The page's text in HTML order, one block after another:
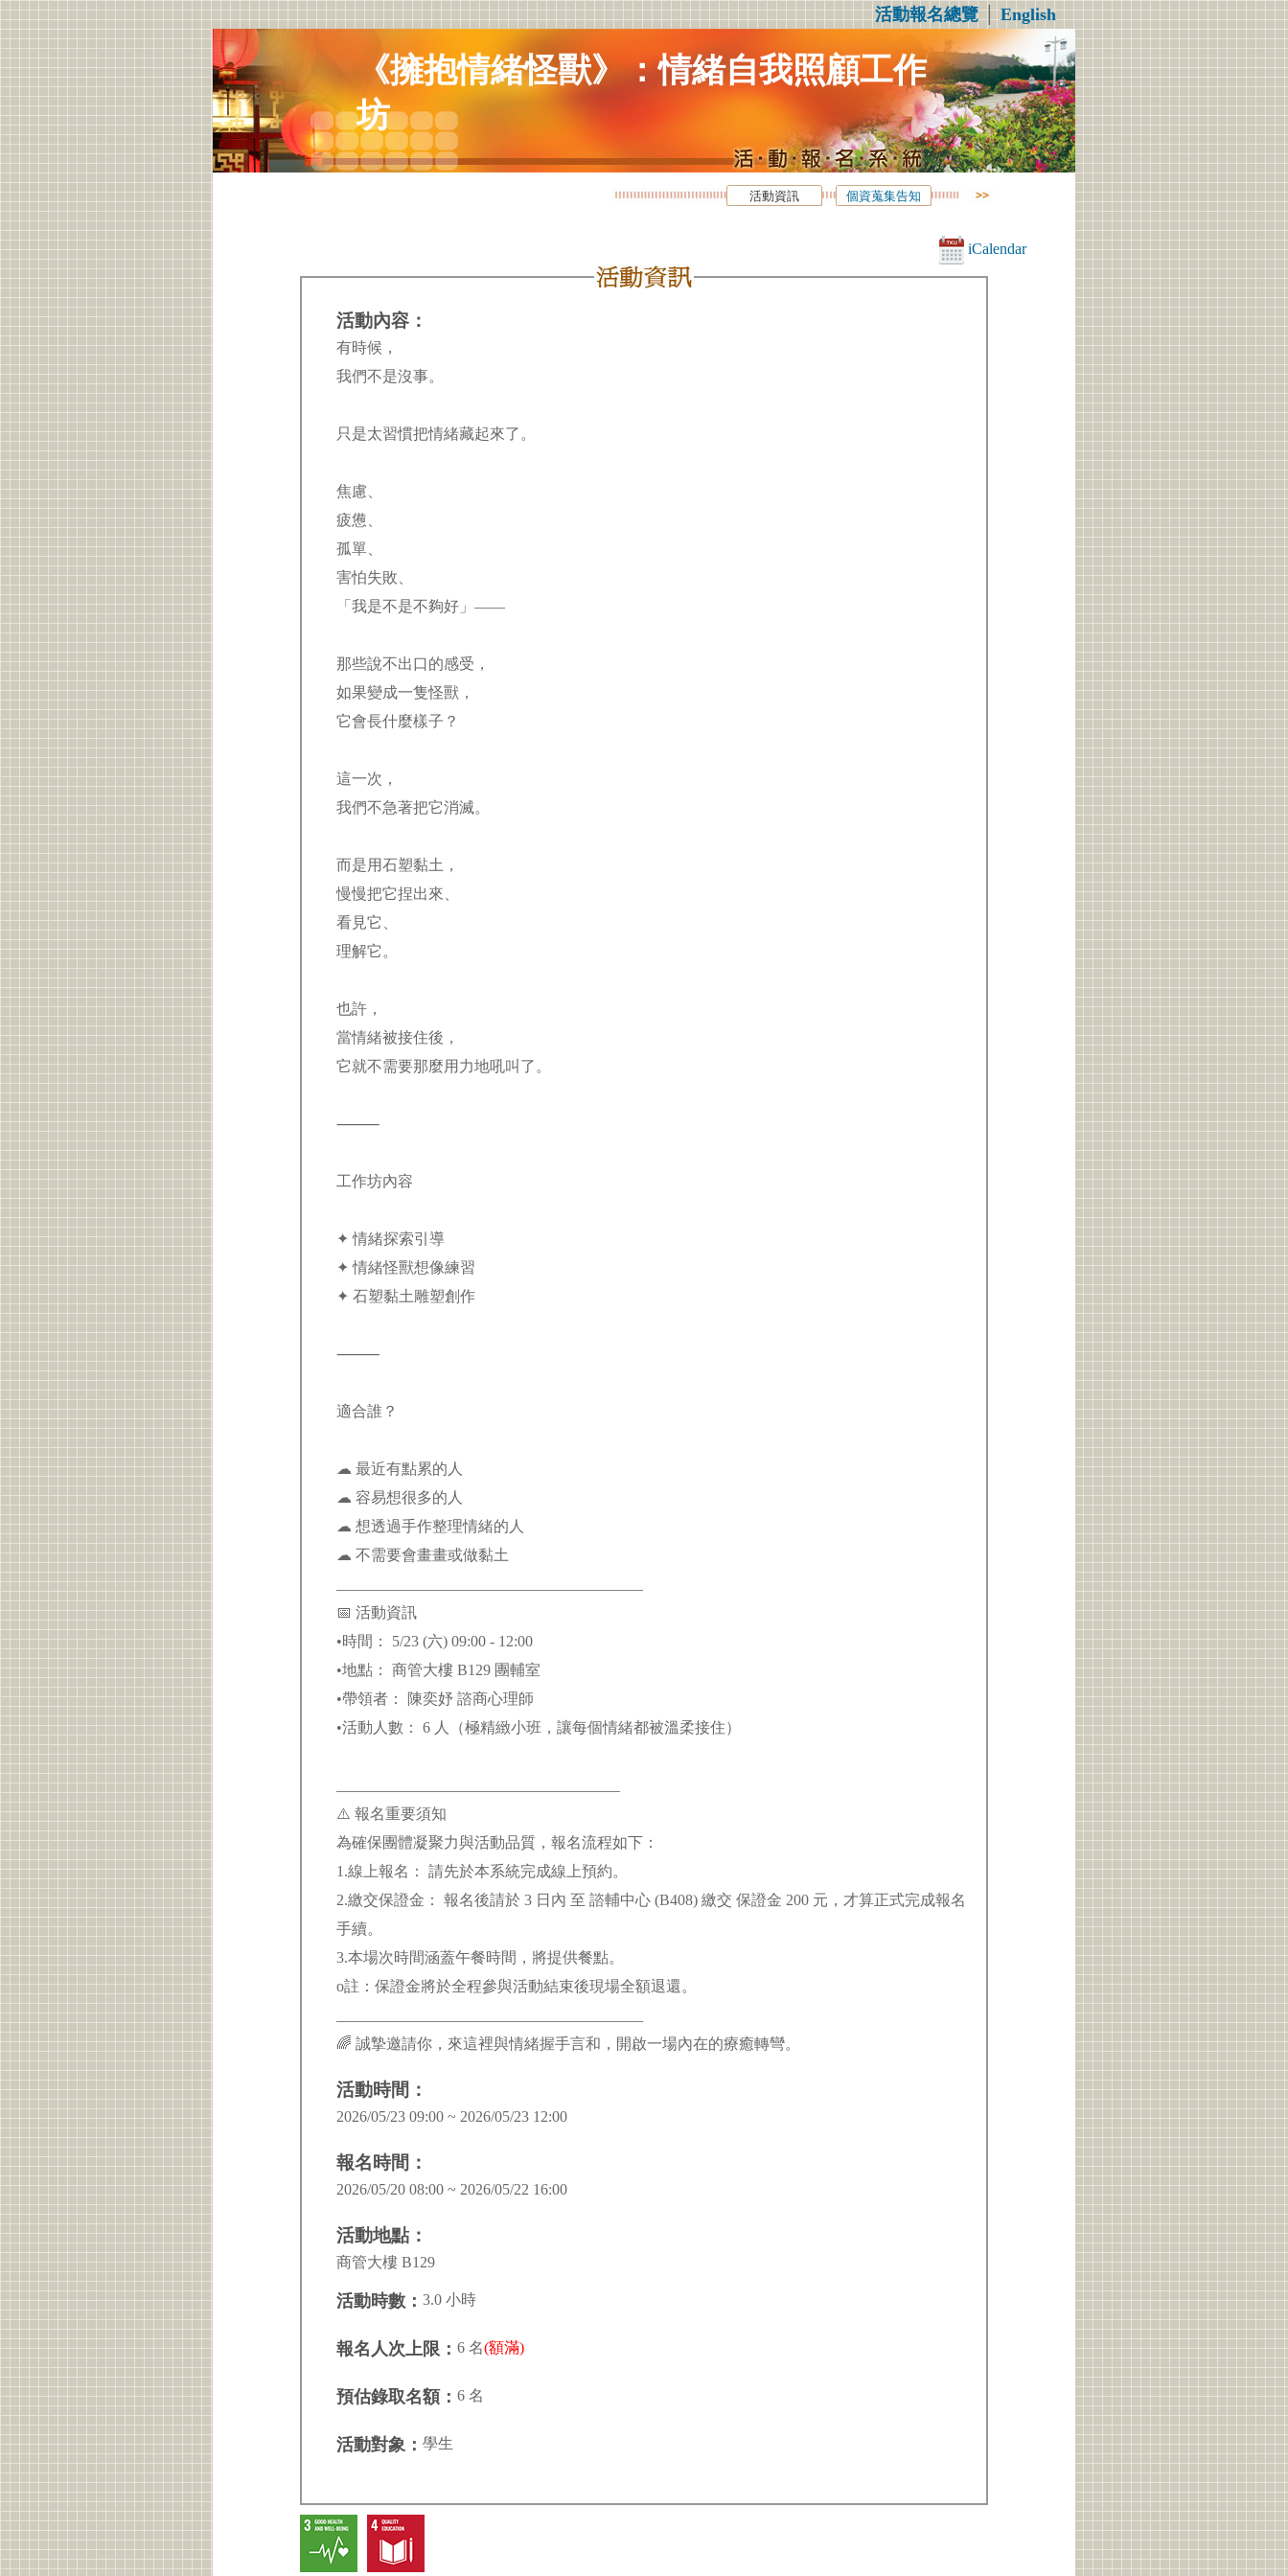
活動報名總覽│English
《擁抱情緒怪獸》：情緒自我照顧工作
坊
活動資訊 個資蒐集告知
iCalendar
活動內容：
有時候，
我們不是沒事。
只是太習慣把情緒藏起來了。
焦慮、
疲憊、
孤單、
害怕失敗、
「我是不是不夠好」——
那些說不出口的感受，
如果變成一隻怪獸，
它會長什麼樣子？
這一次，
我們不急著把它消滅。
而是用石塑黏土，
慢慢把它捏出來、
看見它、
理解它。
也許，
當情緒被接住後，
它就不需要那麼用力地吼叫了。
⸻
工作坊內容
✦ 情緒探索引導
✦ 情緒怪獸想像練習
✦ 石塑黏土雕塑創作
⸻
適合誰？
☁ 最近有點累的人
☁ 容易想很多的人
☁ 想透過手作整理情緒的人
☁ 不需要會畫畫或做黏土
📅 活動資訊
•時間： 5/23 (六) 09:00 - 12:00
•地點： 商管大樓 B129 團輔室
•帶領者： 陳奕妤 諮商心理師
•活動人數： 6 人（極精緻小班，讓每個情緒都被溫柔接住）
⚠️ 報名重要須知
為確保團體凝聚力與活動品質，報名流程如下：
1.線上報名： 請先於本系統完成線上預約。
2.繳交保證金： 報名後請於 3 日內 至 諮輔中心 (B408) 繳交 保證金 200 元，才算正式完成報名
手續。
3.本場次時間涵蓋午餐時間，將提供餐點。
o註：保證金將於全程參與活動結束後現場全額退還。
🌈 誠摯邀請你，來這裡與情緒握手言和，開啟一場內在的療癒轉彎。
活動時間：
2026/05/23 09:00 ~ 2026/05/23 12:00
報名時間：
2026/05/20 08:00 ~ 2026/05/22 16:00
活動地點：
商管大樓 B129
活動時數： 3.0 小時
報名人次上限： 6 名(額滿)
預估錄取名額： 6 名
活動對象： 學生